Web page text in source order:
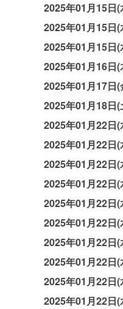
2025年01月15日
2025年01月15日
2025年01月15日
2025年01月16日
2025年01月17日
2025年01月18日
2025年01月22日
2025年01月22日
2025年01月22日
2025年01月22日
2025年01月22日
2025年01月22日
2025年01月22日
2025年01月22日
2025年01月22日
2025年01月22日